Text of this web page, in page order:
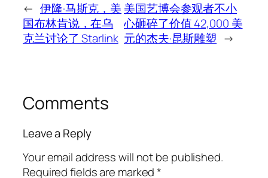
← 伊隆·马斯克，美
国布林肯说，在乌
克兰讨论了 Starlink
美国艺博会参观者不小
心砸碎了价值 42,000 美
元的杰夫·昆斯雕塑 →
Comments
Leave a Reply
Your email address will not be published.
Required fields are marked*